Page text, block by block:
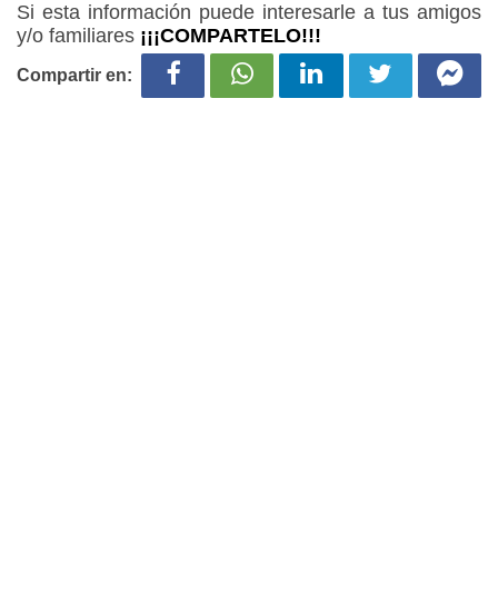
Si esta información puede interesarle a tus amigos
y/o familiares ¡¡¡COMPARTELO!!!
Compartir en: